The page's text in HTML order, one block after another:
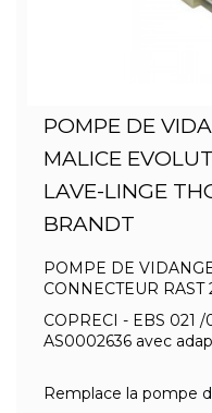
POMPE DE
MALICE
LAVE-LINGE
BRANDT
POMPE DE
CONNECTEUR
COPRECI - EBS 021 /
AS0002636 avec
Remplace la pompe